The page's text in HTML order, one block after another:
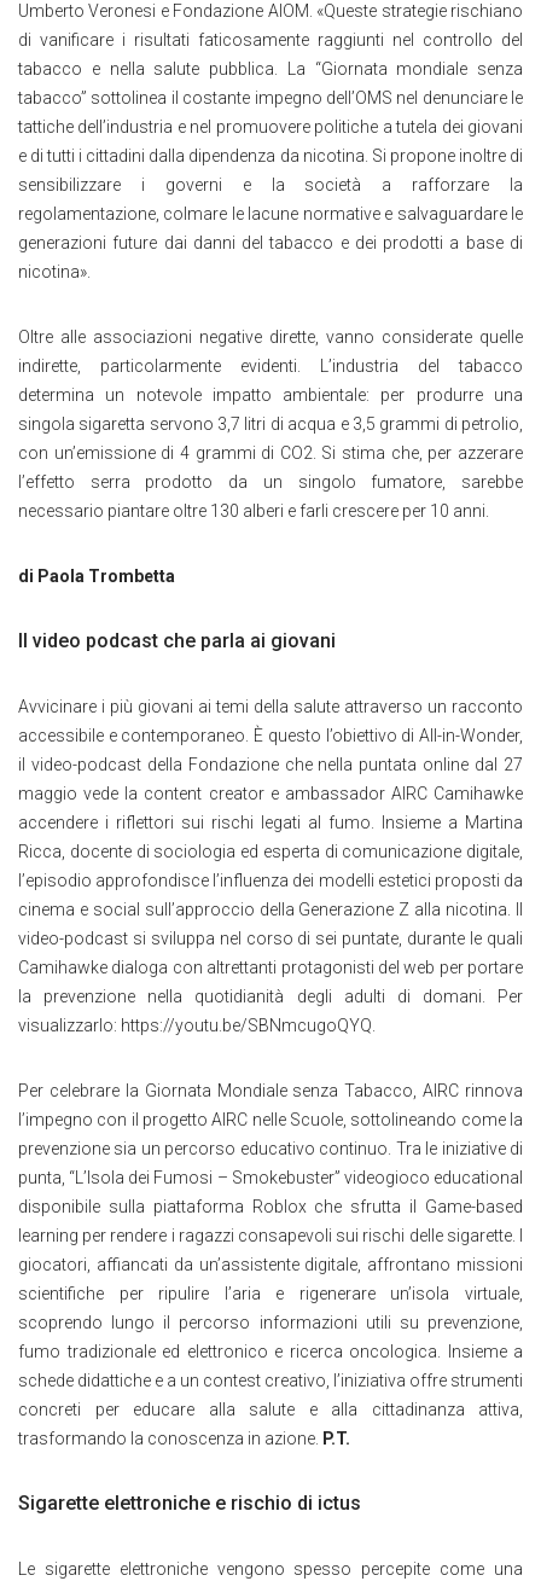
Umberto Veronesi e Fondazione AIOM. «Queste strategie rischiano
di vanificare i risultati faticosamente raggiunti nel controllo del
tabacco e nella salute pubblica. La “Giornata mondiale senza
tabacco” sottolinea il costante impegno dell’OMS nel denunciare le
tattiche dell’industria e nel promuovere politiche a tutela dei giovani
e di tutti i cittadini dalla dipendenza da nicotina. Si propone inoltre di
sensibilizzare i governi e la società a rafforzare la
regolamentazione, colmare le lacune normative e salvaguardare le
generazioni future dai danni del tabacco e dei prodotti a base di
nicotina»
Oltre alle associazioni negative dirette, vanno considerate quelle
indirette, particolarmente evidenti. L’industria del tabacco
determina un notevole impatto ambientale: per produrre una
singola sigaretta servono 3,7 litri di acqua e 3,5 grammi di petrolio,
con un’emissione di 4 grammi di CO2. Si stima che, per azzerare
l’effetto serra prodotto da un singolo fumatore, sarebbe
necessario piantare oltre 130 alberi e farli crescere per 10 anni.
di Paola Trombetta
Il video podcast che parla ai giovani
Avvicinare i più giovani ai temi della salute attraverso un racconto
accessibile e contemporaneo. È questo l’obiettivo di All-in-Wonder,
il video-podcast della Fondazione che nella puntata online dal 27
maggio vede la content creator e ambassador AIRC Camihawke
accendere i riflettori sui rischi legati al fumo. Insieme a Martina
Ricca, docente di sociologia ed esperta di comunicazione digitale,
l’episodio approfondisce l’influenza dei modelli estetici proposti da
cinema e social sull’approccio della Generazione Z alla nicotina. Il
video-podcast si sviluppa nel corso di sei puntate, durante le quali
Camihawke dialoga con altrettanti protagonisti del web per portare
la prevenzione nella quotidianità degli adulti di domani. Per
visualizzarlo: https://youtu.be/SBNmcugoQYQ.
Per celebrare la Giornata Mondiale senza Tabacco, AIRC rinnova
l’impegno con il progetto AIRC nelle Scuole, sottolineando come la
prevenzione sia un percorso educativo continuo. Tra le iniziative di
punta, “L’Isola dei Fumosi – Smokebuster” videogioco educational
disponibile sulla piattaforma Roblox che sfrutta il Game-based
learning per rendere i ragazzi consapevoli sui rischi delle sigarette. I
giocatori, affiancati da un’assistente digitale, affrontano missioni
scientifiche per ripulire l’aria e rigenerare un’isola virtuale,
scoprendo lungo il percorso informazioni utili su prevenzione,
fumo tradizionale ed elettronico e ricerca oncologica. Insieme a
schede didattiche e a un contest creativo, l’iniziativa offre strumenti
concreti per educare alla salute e alla cittadinanza attiva,
trasformando la conoscenza in azione. P.T.
Sigarette elettroniche e rischio di ictus
Le sigarette elettroniche vengono spesso percepite come una